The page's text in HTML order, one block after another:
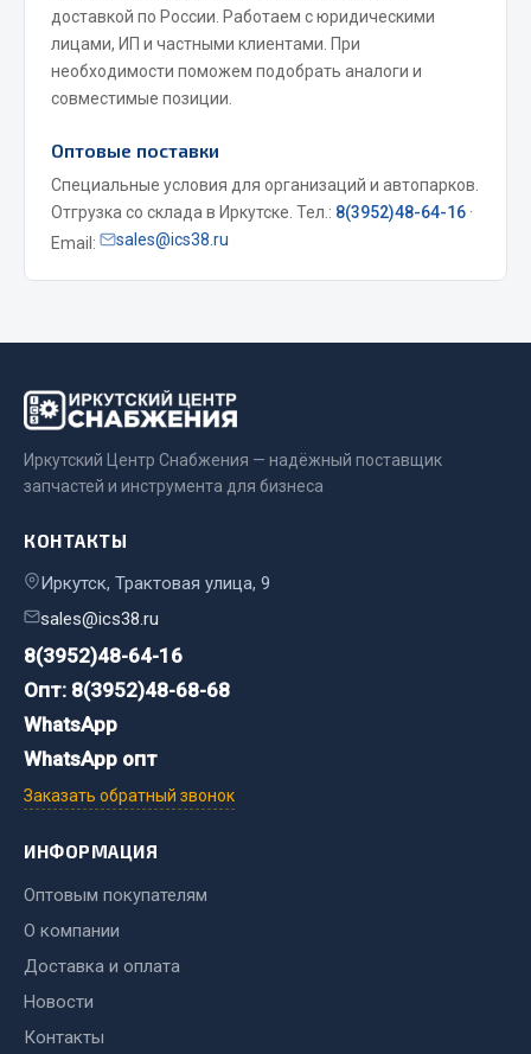
Весь раздел
Запчасти МАЗ
Система питания
Подвеска
Тормозная система
Двери
Окно ветровое
Электрооборудование
Показать ещё
Система питания
Система выпуска газа
Система охлаждения
Сцепление
Тормозная система
Показать ещё
Весь раздел
Запчасти ЯМЗ
Двигатель
доставкой по России. Работаем с юридическими
лицами, ИП и частными клиентами. При
необходимости поможем подобрать аналоги и
совместимые позиции.
Оптовые поставки
Специальные условия для организаций и автопарков.
Отгрузка со склада в Иркутске. Тел.: 8(3952)48-64-16 ·
Email:
sales@ics38.ru
Иркутский Центр Снабжения — надёжный поставщик
запчастей и инструмента для бизнеса
КОНТАКТЫ
Иркутск, Трактовая улица, 9
sales@ics38.ru
8(3952)48-64-16
Опт: 8(3952)48-68-68
WhatsApp
WhatsApp опт
Заказать обратный звонок
ИНФОРМАЦИЯ
Оптовым покупателям
О компании
Доставка и оплата
Новости
Контакты